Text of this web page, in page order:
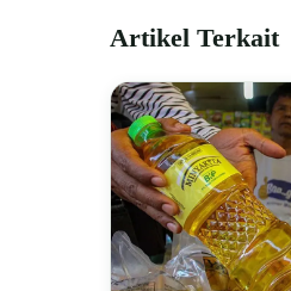
Artikel Terkait